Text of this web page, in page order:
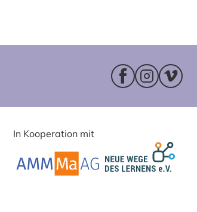
In Kooperation mit